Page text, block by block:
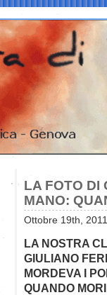
LA FOTO DI
MANO:
Ottobre 19th,
LA NOSTRA
GIULIANO
MORDEVA I
QUANDO